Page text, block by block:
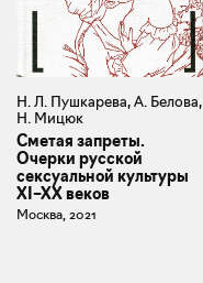
Н. Л. Пушкарева, А. Белова,
Н. Мицюк
Сметая запреты.
Очерки русской
сексуальной культуры
XI–XX веков
Москва, 2021